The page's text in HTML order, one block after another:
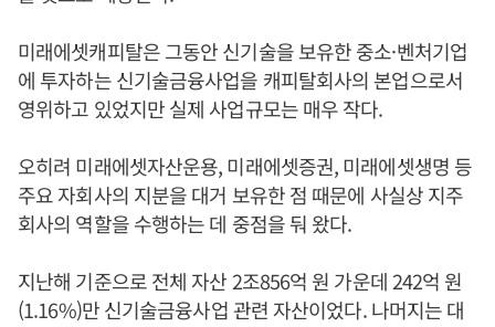
미래에셋캐피탈은 그동안 신기술을 보유한 중소·벤처기업
에 투자하는 신기술금융사업을 캐피탈회사의 본업으로서
영위하고 있었지만 실제 사업규모는 매우 작다.
오히려 미래에셋자산운용, 미래에셋증권, 미래에셋생명 등
주요 자회사의 지분을 대거 보유한 점 때문에 사실상 지주
회사의 역할을 수행하는 데 중점을 둬 왔다.
지난해 기준으로 전체 자산 2조856억 원 가운데 242억 원
(1.16%)만 신기술금융사업 관련 자산이었다. 나머지는 대